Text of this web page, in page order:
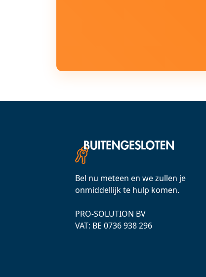
Bel nu meteen en we zullen je
onmiddellijk te hulp komen.
PRO-SOLUTION BV
VAT: ВЕ 0736 938 296